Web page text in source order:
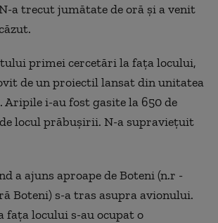
a trecut jumătate de oră și a venit
primei cercetări la fața locului,
de un proiectil lansat din unitatea
i-au fost gasite la 650 de
locul prăbușirii. N-a supraviețuit
a ajuns aproape de Boteni (n.r -
Boteni) s-a tras asupra avionului.
fața locului s-au ocupat o